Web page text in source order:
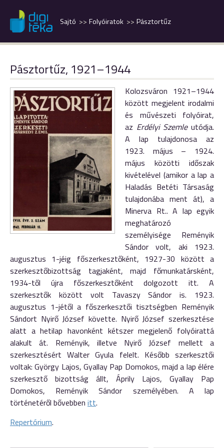
Pásztortűz
Folyóiratok
Sajtó
Pásztortűz, 1921–1944
Kolozsváron 1921–1944
között megjelent irodalmi
és művészeti folyóirat,
az Erdélyi Szemleutódja.
A lap tulajdonosa az
1923. május – 1924.
május közötti időszak
kivételével (amikor a lap a
Haladás Betéti Társaság
tulajdonába ment át), a
Minerva Rt.. A lap egyik
meghatározó
személyisége Reményik
Sándor volt, aki 1923.
augusztus 1-jéig főszerkesztőként, 1927-30 között a
szerkesztőbizottság tagjaként, majd főmunkatársként,
1934-től újra főszerkesztőként dolgozott itt. A
szerkesztők között volt Tavaszy Sándor is. 1923.
augusztus 1-jétől a főszerkesztői tisztségben Reményik
Sándort Nyirő József követte. Nyirő József szerkesztése
alatt a hetilap havonként kétszer megjelenő folyóirattá
alakult át. Reményik, illetve Nyirő József mellett a
szerkesztésért Walter Gyula felelt. Később szerkesztői
voltak: György Lajos, Gyallay Pap Domokos, majd a lap élére
szerkesztő bizottság állt, Áprily Lajos, Gyallay Pap
Domokos, Reményik Sándor személyében. A lap
történetéről bővebben itt.
Repertórium.